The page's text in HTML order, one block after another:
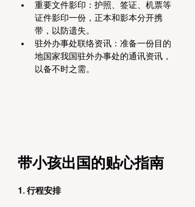
重要文件影印：护照、签证、机票等
证件影印一份，正本和影本分开携
带，以防遗失。
驻外办事处联络资讯：准备一份目的
地国家我国驻外办事处的通讯资讯，
以备不时之需。
带小孩出国的贴心指南
1. 行程安排